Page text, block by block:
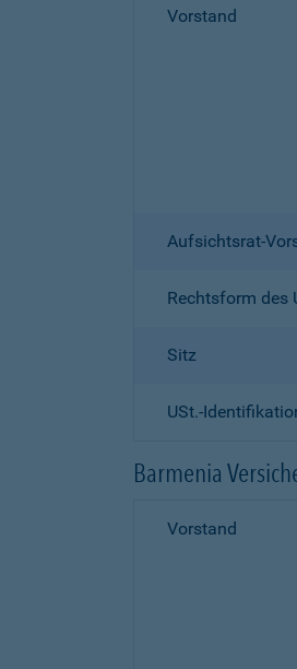
Vorstand
Aufsichtsrat-
Rechtsform des
Sitz
USt.-
Barmenia
Vorstand